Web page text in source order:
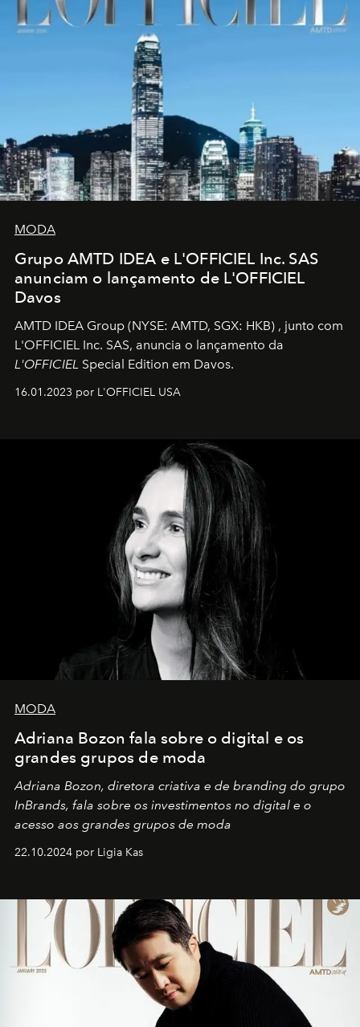
MODA
Grupo AMTD IDEA e L'OFFICIEL Inc. SAS
anunciam o lançamento de L'OFFICIEL
Davos
AMTD IDEA Group (NYSE: AMTD, SGX: HKB) , junto com
L'OFFICIEL Inc. SAS, anuncia o lançamento da
L'OFFICIEL Special Edition em Davos.
16.01.2023 por L'OFFICIEL USA
MODA
Adriana Bozon fala sobre o digital e os
grandes grupos de moda
Adriana Bozon, diretora criativa e de branding do grupo
InBrands, fala sobre os investimentos no digital e o
acesso aos grandes grupos de moda
22.10.2024 por Ligia Kas